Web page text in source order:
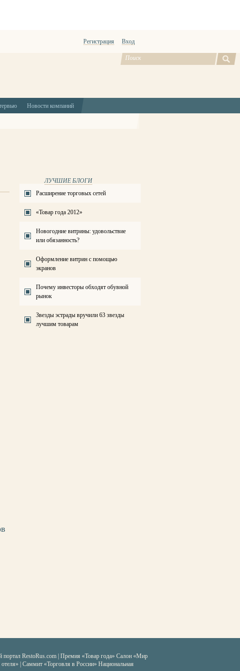
Регистрация Вход
Новости компаний
ЛУЧШИЕ БЛОГИ
Расширение торговых сетей
«Товар года 2012»
Новогодние витрины: удовольствие
или обязанность?
Оформление витрин с помощью
экранов
Почему инвесторы обходят обувной
рынок
Звезды эстрады вручили 63 звезды
лучшим товарам
портал RestoRus.com Премия «Товар года» Салон «Мир
отеля» | Саммит «Торговля в России» Национальная